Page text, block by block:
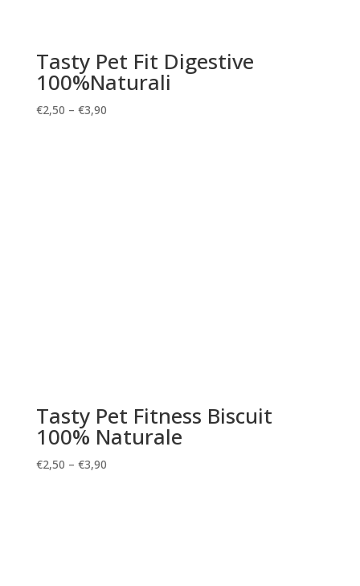
Tasty Pet Fit Digestive
100%Naturali
€2,50 – €3,90
Tasty Pet Fitness Biscuit
100% Naturale
€2,50 – €3,90